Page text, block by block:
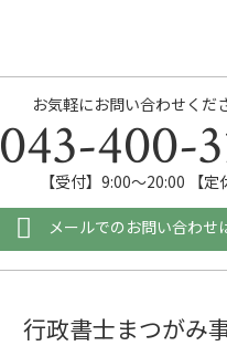
お気軽にお問い合わせくだ
043-400-
【受付】9:00～20:00 【
メールでのお問い合わせ
行政書士まつがみ